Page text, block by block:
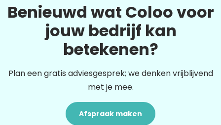
Benieuwd wat Coloo voor
jouw bedrijf kan
betekenen?
Plan een gratis adviesgesprek; we denken vrijblijvend
met je mee.
Afspraak maken